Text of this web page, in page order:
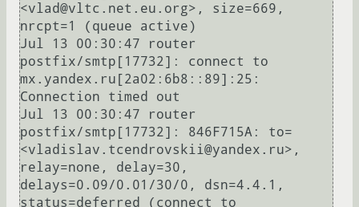
<vlad@vltc.net.eu.org>, size=669,
nrcpt=1 (queue active)
Jul 13 00:30:47 router
postfix/smtp[17732]: connect to
mx.yandex.ru[2a02:6b8::89]:25:
Connection timed out
Jul 13 00:30:47 router
postfix/smtp[17732]: 846F715A: to=
<vladislav.tcendrovskii@yandex.ru>,
relay=none, delay=30,
delays=0.09/0.01/30/0, dsn=4.4.1,
status=deferred (connect to